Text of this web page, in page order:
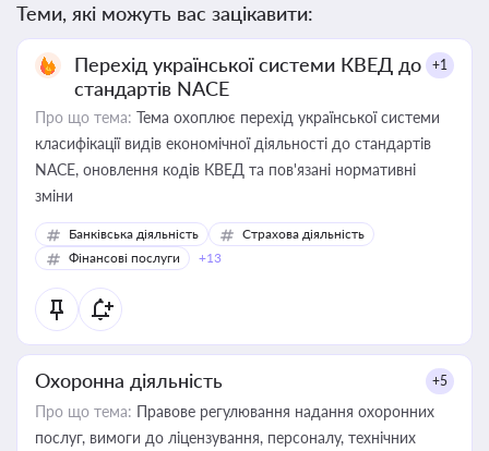
Теми, які можуть вас зацікавити:
Перехід української системи КВЕД до
стандартів NACE
+1
Про що тема: Тема охоплює перехід української системи
класифікації видів економічної діяльності до стандартів
NACE, оновлення кодів КВЕД та пов'язані нормативні
зміни
Банківська діяльність
Страхова діяльність
Фінансові послуги
+13
Охоронна діяльність +5
Про що тема: Правове регулювання надання охоронних
послуг, вимоги до ліцензування, персоналу, технічних